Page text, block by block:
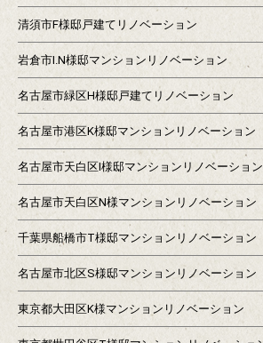
清須市F様邸戸建てリノベーション
岩倉市I.N様邸マンションリノベーション
名古屋市緑区H様邸戸建てリノベーション
名古屋市港区K様邸マンションリノベーション
名古屋市天白区I様邸マンションリノベーション
名古屋市天白区N様マンションリノベーション
千葉県船橋市T様邸マンションリノベーション
名古屋市北区S様邸マンションリノベーション
東京都大田区K様マンションリノベーション